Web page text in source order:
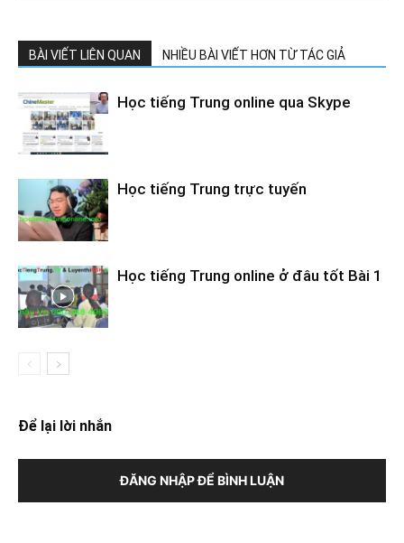
BÀI VIẾT LIÊN QUAN NHIỀU BÀI VIẾT HƠN TỪ TÁC GIẢ
Học tiếng Trung online qua Skype
Học tiếng Trung trực tuyến
Học tiếng Trung online ở đâu tốt Bài 1
Để lại lời nhắn
ĐĂNG NHẬP ĐỂ BÌNH LUẬN